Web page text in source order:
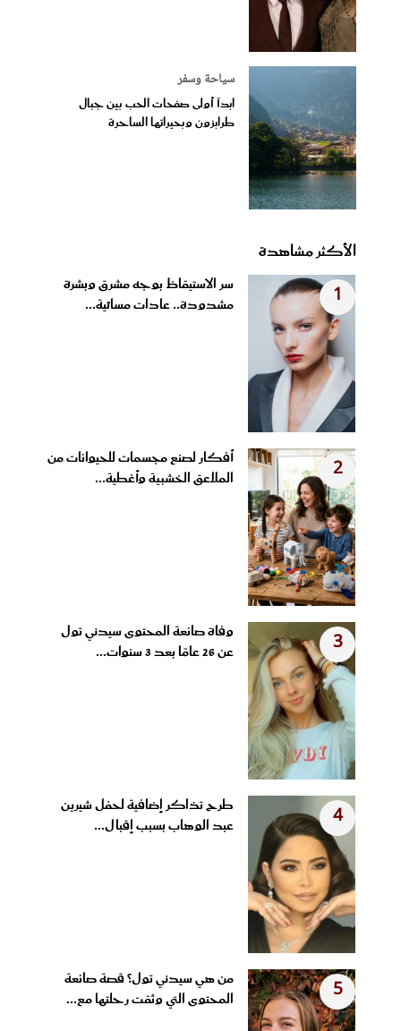
سياحة وسفر
ابدآ أولى صفحات الحب بين جبال
طرابزون وبحيراتها الساحرة
الأكثر مشاهدة
1
سر الاستيقاظ بوجه مشرق وبشرة
مشدودة.. عادات مسائية...
2
أفكار لصنع مجسمات للحيوانات من
الملاعق الخشبية وأغطية...
3
وفاة صانعة المحتوى سيدني تول
عن 26 عامًا بعد 3 سنوات...
4
طرح تذاكر إضافية لحفل شيرين
عبد الوهاب بسبب إقبال...
5
من هي سيدني تول؟ قصة صانعة
المحتوى التي وثقت رحلتها مع...